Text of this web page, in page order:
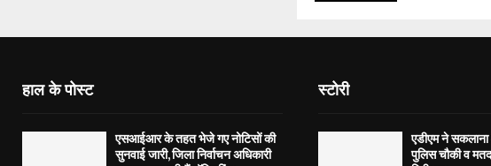
हाल के पोस्ट
एसआईआर के तहत भेजे गए नोटिसों की
सुनवाई जारी, जिला निर्वाचन अधिकारी
स्टोरी
एडीएम ने सकलाना
पुलिस चौकी व